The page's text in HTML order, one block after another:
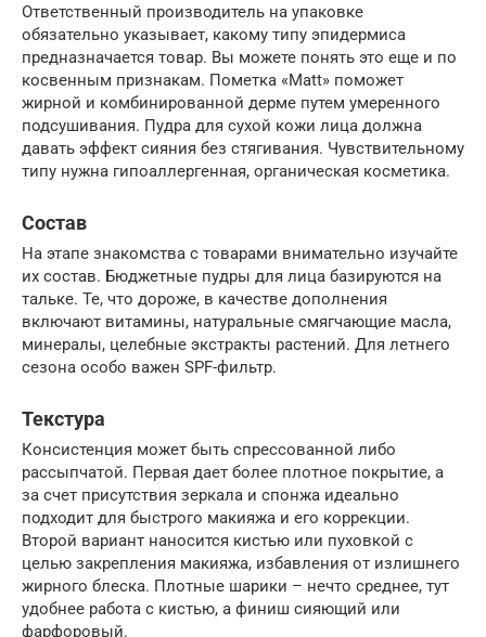
Ответственный производитель на упаковке
обязательно указывает, какому типу эпидермиса
предназначается товар. Вы можете понять это еще и по
косвенным признакам. Пометка «Matt» поможет
жирной и комбинированной дерме путем умеренного
подсушивания. Пудра для сухой кожи лица должна
давать эффект сияния без стягивания. Чувствительному
типу нужна гипоаллергенная, органическая косметика.
Состав
На этапе знакомства с товарами внимательно изучайте
их состав. Бюджетные пудры для лица базируются на
тальке. Те, что дороже, в качестве дополнения
включают витамины, натуральные смягчающие масла,
минералы, целебные экстракты растений. Для летнего
сезона особо важен SPF-фильтр.
Текстура
Консистенция может быть спрессованной либо
рассыпчатой. Первая дает более плотное покрытие, а
за счет присутствия зеркала и спонжа идеально
подходит для быстрого макияжа и его коррекции.
Второй вариант наносится кистью или пуховкой с
целью закрепления макияжа, избавления от излишнего
жирного блеска. Плотные шарики – нечто среднее, тут
удобнее работа с кистью, а финиш сияющий или
фарфоровый.